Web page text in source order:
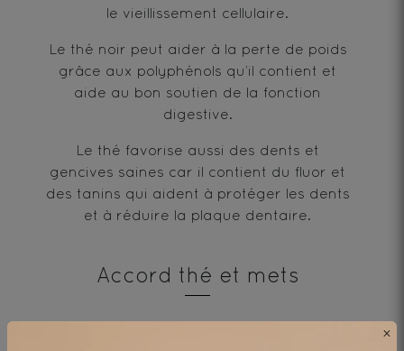
le vieillissement cellulaire.
Le thé noir peut aider à la perte de poids
grâce aux polyphénols qu’il contient et
aide au bon soutien de la fonction
digestive.
Le thé favorise aussi des dents et
gencives saines car il contient du fluor et
des tanins qui aident à protéger les dents
et à réduire la plaque dentaire.
Accord thé et mets
×